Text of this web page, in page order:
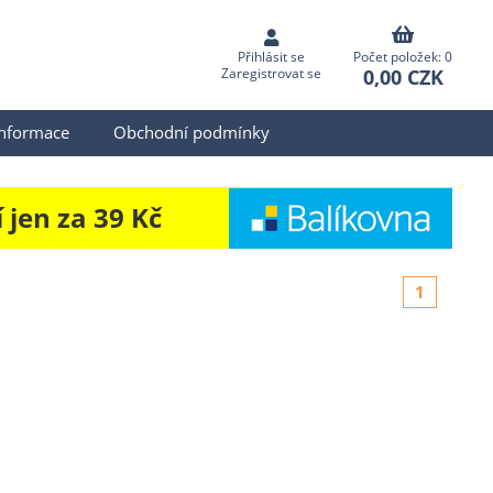
Přihlásit se
Zaregistrovat se
Počet položek: 0
0,00 CZK
Obchodní podmínky
za 39 Kč
1